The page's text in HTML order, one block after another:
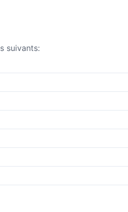
suivants: